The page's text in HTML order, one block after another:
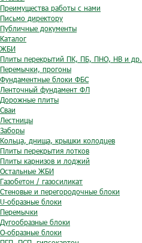
Преимущества работы с нами
Письмо директору
Публичные документы
Каталог
ЖБИ
Плиты перекрытий ПК, ПБ, ПНО, НВ и др.
Перемычки, прогоны
Фундаментные блоки ФБС
Ленточный фундамент ФЛ
Дорожные плиты
Сваи
Лестницы
Заборы
Кольца, днища, крышки колодцев
Плиты перекрытия лотков
Плиты карнизов и лоджий
Остальные ЖБИ
Газобетон / газосиликат
Стеновые и перегородочные блоки
U-образные блоки
Перемычки
Дугообразные блоки
O-образные блоки